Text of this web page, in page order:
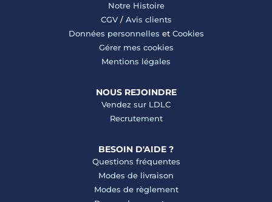
Notre Histoire
CGV/ Avis clients
Données personnelles et Cookies
Gérer mes cookies
Mentions légales
NOUS REJOINDRE
Vendez sur LDLC
Recrutement
BESOIN D'AIDE ?
Questions fréquentes
Modes de livraison
Modes de règlement